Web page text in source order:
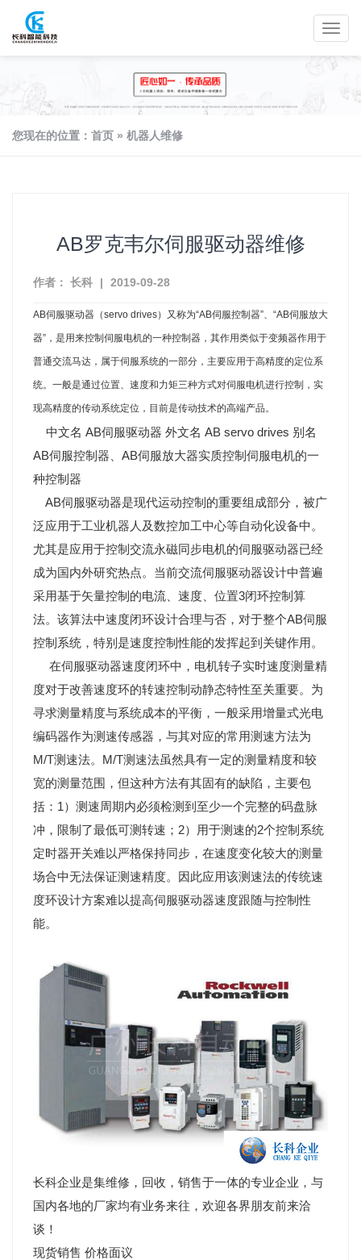
您现在的位置： 首页 » 机器人维修
AB罗克韦尔伺服驱动器维修
作者： 长科 | 2019-09-28
AB伺服驱动器（servo drives）又称为“AB伺服控制器”、“AB伺服放大
器”，是用来控制伺服电机的一种控制器，其作用类似于变频器作用于
普通交流马达，属于伺服系统的一部分，主要应用于高精度的定位系
统。一般是通过位置、速度和力矩三种方式对伺服电机进行控制，实
现高精度的传动系统定位，目前是传动技术的高端产品。
中文名 AB伺服驱动器 外文名 AB servo drives 别名
AB伺服控制器、AB伺服放大器实质控制伺服电机的一
种控制器
AB伺服驱动器是现代运动控制的重要组成部分，被广
泛应用于工业机器人及数控加工中心等自动化设备中。
尤其是应用于控制交流永磁同步电机的伺服驱动器已经
成为国内外研究热点。当前交流伺服驱动器设计中普遍
采用基于矢量控制的电流、速度、位置3闭环控制算
法。该算法中速度闭环设计合理与否，对于整个AB伺服
控制系统，特别是速度控制性能的发挥起到关键作用。
在伺服驱动器速度闭环中，电机转子实时速度测量精
度对于改善速度环的转速控制动静态特性至关重要。为
寻求测量精度与系统成本的平衡，一般采用增量式光电
编码器作为测速传感器，与其对应的常用测速方法为
M/T测速法。M/T测速法虽然具有一定的测量精度和较
宽的测量范围，但这种方法有其固有的缺陷，主要包
括：1）测速周期内必须检测到至少一个完整的码盘脉
冲，限制了最低可测转速；2）用于测速的2个控制系统
定时器开关难以严格保持同步，在速度变化较大的测量
场合中无法保证测速精度。因此应用该测速法的传统速
度环设计方案难以提高伺服驱动器速度跟随与控制性
能。
长科企业是集维修，回收，销售于一体的专业企业，与
国内各地的厂家均有业务来往，欢迎各界朋友前来洽
谈！
现货销售 价格面议